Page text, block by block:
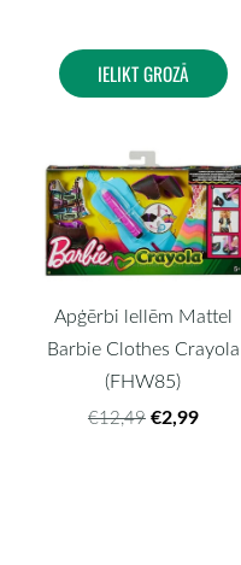
IELIKT GROZĀ
Apģērbi lellēm Mattel
Barbie Clothes Crayola
(FHW85)
€12,49 €2,99